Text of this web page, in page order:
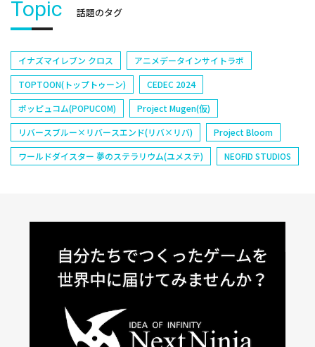
Topic 話題のタグ
イナズマイレブン クロス
アニメデータインサイトラボ
TOPTOON(トップトゥーン)
CEDEC 2024
ポッピュコム(POPUCOM)
Project Mugen(仮)
リバースブルー×リバースエンド(リバ×リバ)
Project Bloom
ワールドダイスター 夢のステラリウム(ユメステ)
NEOFID STUDIOS